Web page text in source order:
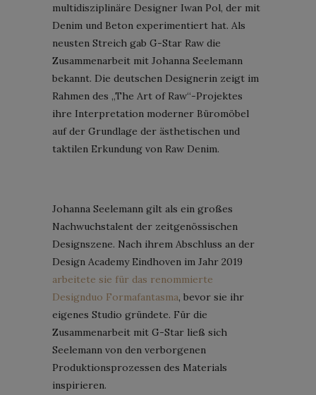
multidisziplinäre Designer Iwan Pol, der mit
Denim und Beton experimentiert hat. Als
neusten Streich gab G-Star Raw die
Zusammenarbeit mit Johanna Seelemann
bekannt. Die deutschen Designerin zeigt im
Rahmen des „The Art of Raw“-Projektes
ihre Interpretation moderner Büromöbel
auf der Grundlage der ästhetischen und
taktilen Erkundung von Raw Denim.
Johanna Seelemann gilt als ein großes
Nachwuchstalent der zeitgenössischen
Designszene. Nach ihrem Abschluss an der
Design Academy Eindhoven im Jahr 2019
arbeitete sie für das renommierte
Designduo Formafantasma, bevor sie ihr
eigenes Studio gründete. Für die
Zusammenarbeit mit G-Star ließ sich
Seelemann von den verborgenen
Produktionsprozessen des Materials
inspirieren.